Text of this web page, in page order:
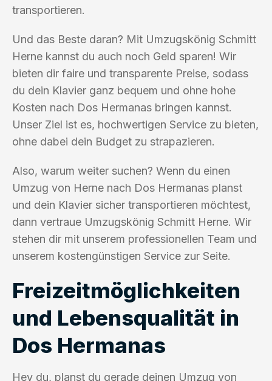
transportieren.
Und das Beste daran? Mit Umzugskönig Schmitt
Herne kannst du auch noch Geld sparen! Wir
bieten dir faire und transparente Preise, sodass
du dein Klavier ganz bequem und ohne hohe
Kosten nach Dos Hermanas bringen kannst.
Unser Ziel ist es, hochwertigen Service zu bieten,
ohne dabei dein Budget zu strapazieren.
Also, warum weiter suchen? Wenn du einen
Umzug von Herne nach Dos Hermanas planst
und dein Klavier sicher transportieren möchtest,
dann vertraue Umzugskönig Schmitt Herne. Wir
stehen dir mit unserem professionellen Team und
unserem kostengünstigen Service zur Seite.
Freizeitmöglichkeiten
und Lebensqualität in
Dos Hermanas
Hey du, planst du gerade deinen Umzug von